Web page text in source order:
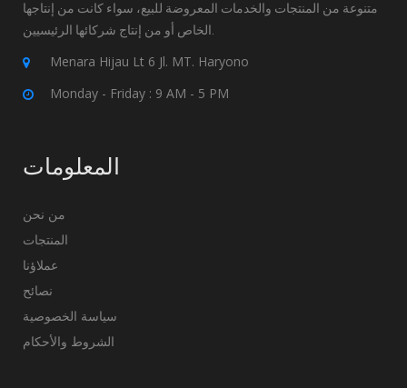
متنوعة من المنتجات والخدمات المعروضة للبيع، سواء كانت من إنتاجها
Menara Hijau Lt 6 Jl. MT. Haryono
Monday - Friday : 9 AM - 5 PM
المعلومات
من نحن
المنتجات
عملاؤنا
سياسة الخصوصية
الشروط والأحكام